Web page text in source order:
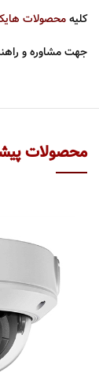
کلیهمحصولات
جهت مشاوره و